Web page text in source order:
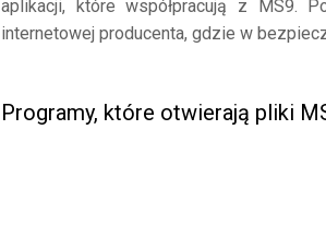
aplikacji, które współpracują z MS9.
internetowej producenta, gdzie w
Programy, które otwierają pliki